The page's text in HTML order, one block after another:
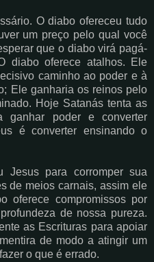
O diabo ofereceu tudo
um preço pelo qual você
que o diabo virá pagá-
diabo oferece atalhos. Ele
caminho ao poder e à
Ele ganharia os reinos pelo
Hoje Satanás tenta as
ganhar poder e converter
é converter ensinando o
Jesus para corromper sua
de meios carnais, assim ele
oferece compromissos por
de nossa pureza.
as Escrituras para apoiar
de modo a atingir um
o que é errado.